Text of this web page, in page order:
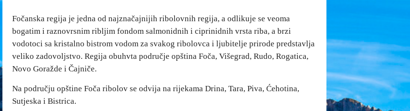
Fočanska regija je jedna od najznačajnijih ribolovnih regija, a odlikuje se veoma
bogatim i raznovrsnim ribljim fondom salmonidnih i ciprinidnih vrsta riba, a brzi
vodotoci sa kristalno bistrom vodom za svakog ribolovca i ljubitelje prirode predstavlja
veliko zadovoljstvo. Regija obuhvta područje opština Foča, Višegrad, Rudo, Rogatica,
Novo Goražde i Čajniče.
Na području opštine Foča ribolov se odvija na rijekama Drina, Tara, Piva, Ćehotina,
Sutjeska i Bistrica.